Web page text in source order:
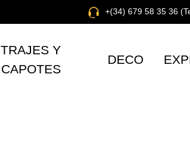
+(34) 679 58 35 36
TRAJES Y
CAPOTES
DECO